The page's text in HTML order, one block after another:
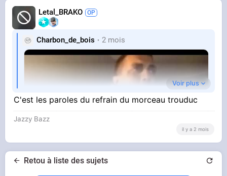
Letal_BRAKO
Charbon_de_bois 2 mois
YOUTUBE
Voir plus
C'est les paroles du refrain du morceau trouduc
Jazzy Bazz
il y a 2 mois
Retou à liste des sujets